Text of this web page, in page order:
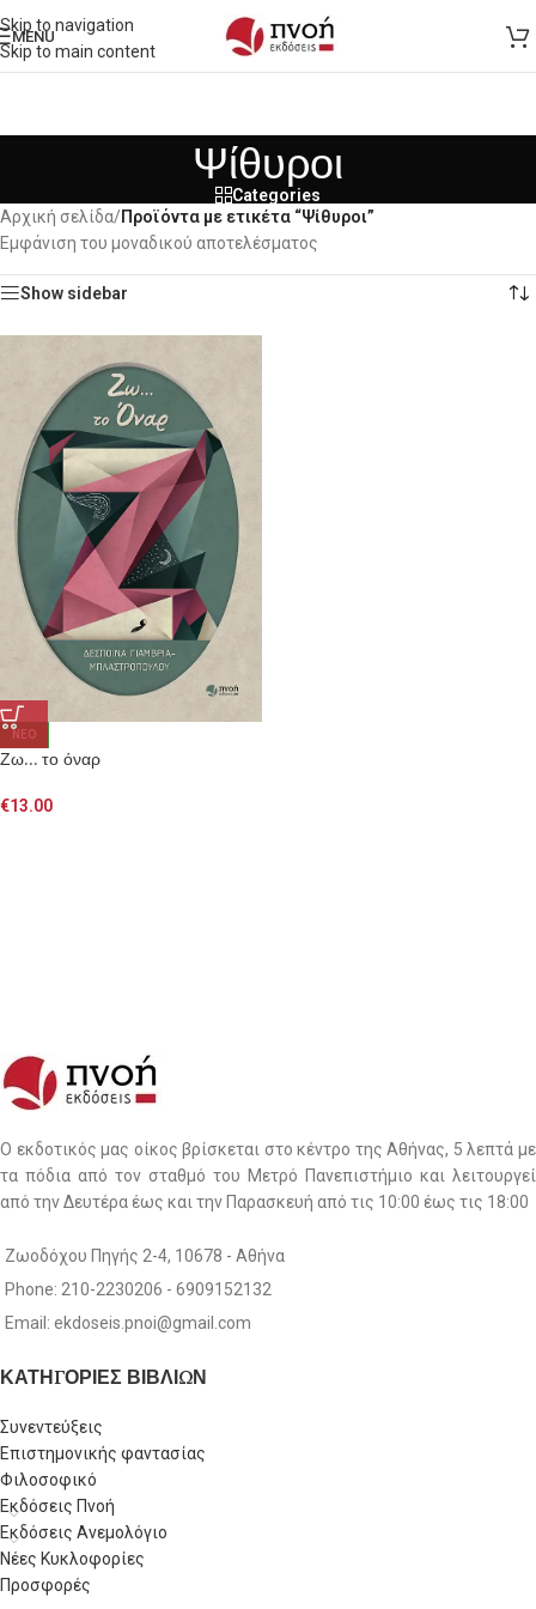
Skip to navigation
Skip to main content
MENU
Ψίθυροι
Categories
Αρχική σελίδα/Προϊόντα με ετικέτα “Ψίθυροι”
Εμφάνιση του μοναδικού αποτελέσματος
Show sidebar
NEO
Ζω… το όναρ
€13.00
Ο εκδοτικός μας οίκος βρίσκεται στο κέντρο της Αθήνας, 5 λεπτά με
τα πόδια από τον σταθμό του Μετρό Πανεπιστήμιο και λειτουργεί
από την Δευτέρα έως και την Παρασκευή από τις 10:00 έως τις 18:00
Ζωοδόχου Πηγής 2-4, 10678 - Αθήνα
Phone: 210-2230206 - 6909152132
Email: ekdoseis.pnoi@gmail.com
ΚΑΤΗΓΟΡΙΕΣ ΒΙΒΛΙΩΝ
Συνεντεύξεις
Επιστημονικής φαντασίας
Φιλοσοφικό
Εκδόσεις Πνοή
Εκδόσεις Ανεμολόγιο
Νέες Κυκλοφορίες
Προσφορές